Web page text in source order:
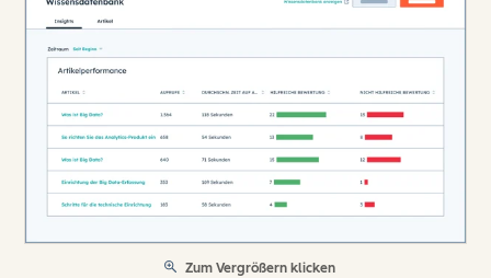
Zum Vergrößern klicken